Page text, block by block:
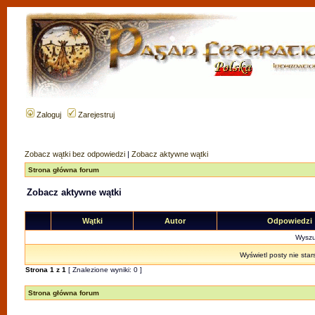
Zaloguj Zarejestruj
Zobacz wątki bez odpowiedzi | Zobacz aktywne wątki
Strona główna forum
Zobacz aktywne wątki
Wątki Autor Odpowiedzi
Wyświetl posty nie
Strona 1 z 1 [ Znalezione wyniki: 0 ]
Strona główna forum